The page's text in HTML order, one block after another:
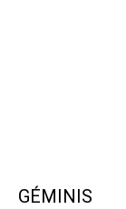
GÉMINIS